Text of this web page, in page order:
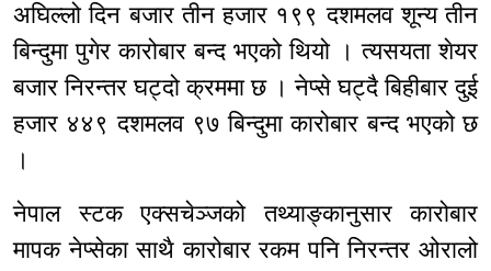
अघिल्लो दिन बजार तीन हजार १९९ दशमलव शून्य तीन
बिन्दुमा पुगेर कारोबार बन्द भएको थियो । त्यसयता शेयर
बजार निरन्तर घट्दो क्रममा छ । नेप्से घट्दै बिहीबार दुई
हजार ४४९ दशमलव ९७ बिन्दुमा कारोबार बन्द भएको छ
।
नेपाल स्टक एक्सचेञ्जको तथ्याङ्कानुसार कारोबार
मापक नेप्सेका साथै कारोबार रकम पनि निरन्तर ओरालो